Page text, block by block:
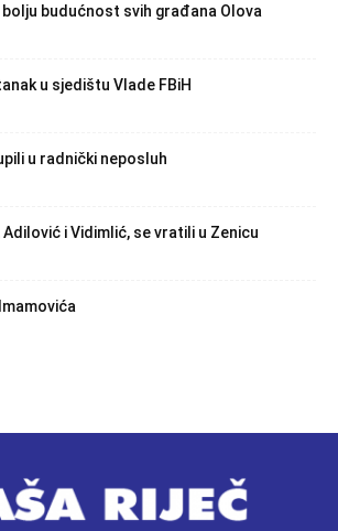
budućnost svih građana Olova
u sjedištu Vlade FBiH
u radnički neposluh
i Vidimlić, se vratili u Zenicu